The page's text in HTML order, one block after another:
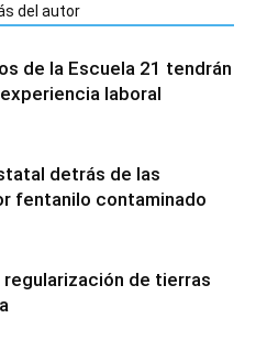
del autor
de la Escuela 21 tendrán
laboral
detrás de las
fentanilo contaminado
regularización de tierras